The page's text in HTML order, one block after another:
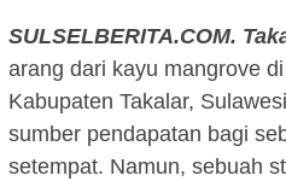
SULSELBERITA.COM.
arang dari kayu mangrove
Kabupaten Takalar,
sumber pendapatan bagi
setempat. Namun, sebuah